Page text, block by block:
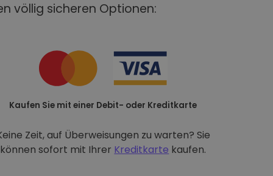
völlig sicheren Optionen:
Kaufen Sie mit einer Debit- oder Kreditkarte
Zeit, auf Überweisungen zu warten? Sie
können sofort mit Ihrer Kreditkarte kaufen.